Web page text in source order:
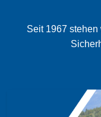
Seit 1967 stehen